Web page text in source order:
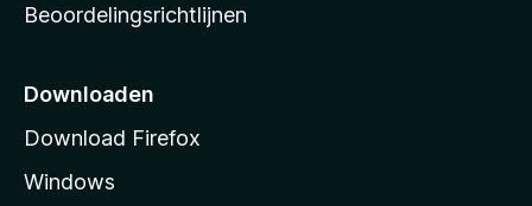
r
p
g
i
Beoordelingsrichtlijnen
Downloaden
Download Firefox
Windows